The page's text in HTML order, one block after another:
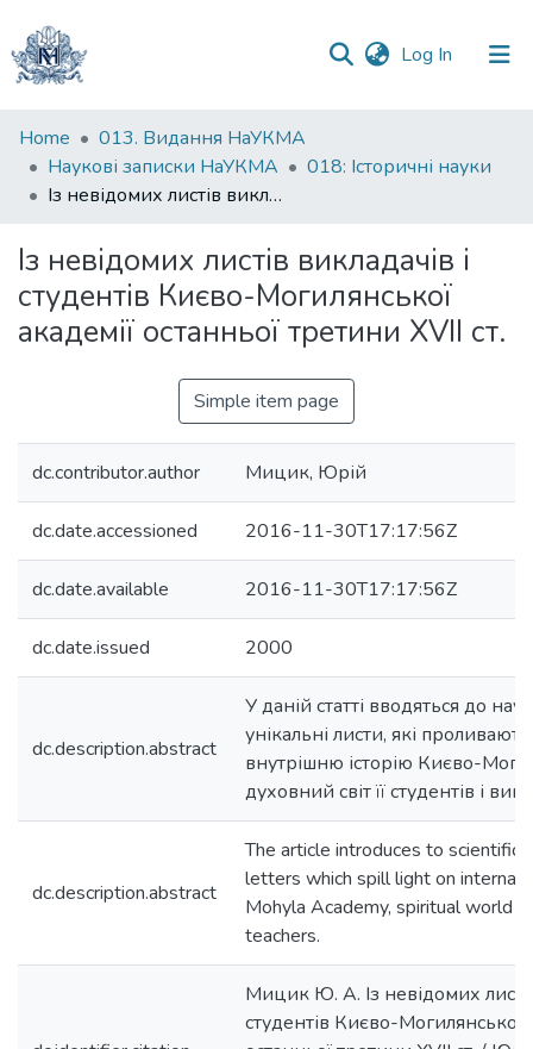
Log In (current)
Communities
&
Collections
Statistics
Home
013. Видання НаУКМА
Наукові записки НаУКМА
018: Iсторичні науки
Із невідомих листів викладачів і студентів Києво-Могилянської академії останньої третини XVII ст.
Із невідомих листів викладачів і
студентів Києво-Могилянської
академії останньої третини XVII ст.
Simple item page
dc.contributor.author Мицик, Юрій
dc.date.accessioned 2016-11-30T17:17:56Z
dc.date.available 2016-11-30T17:17:56Z
dc.date.issued 2000
dc.description.abstract
У даній статті вводяться до
унікальні листи, які проливають
внутрішню історію Києво-
духовний світ її студентів і
dc.description.abstract
The article introduces to scientific
letters which spill light on internal
Mohyla Academy, spiritual world
teachers.
Мицик Ю. А. Із невідомих
студентів Києво-Могилянської